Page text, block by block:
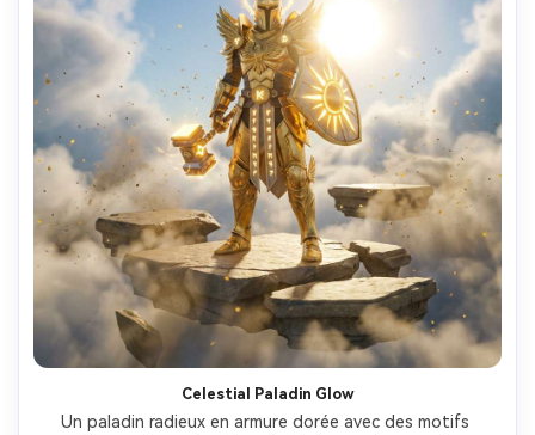
Celestial Paladin Glow
Un paladin radieux en armure dorée avec des motifs